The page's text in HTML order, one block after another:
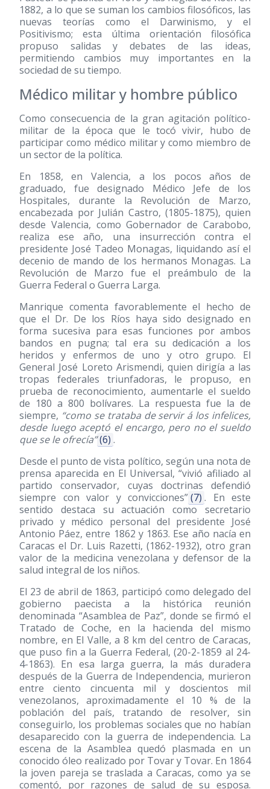
1882, a lo que se suman los cambios filosóficos, las
nuevas teorías como el Darwinismo, y el
Positivismo; esta última orientación filosófica
propuso salidas y debates de las ideas,
permitiendo cambios muy importantes en la
sociedad de su tiempo.
Médico militar y hombre público
Como consecuencia de la gran agitación político-
militar de la época que le tocó vivir, hubo de
participar como médico militar y como miembro de
un sector de la política.
En 1858, en Valencia, a los pocos años de
graduado, fue designado Médico Jefe de los
Hospitales, durante la Revolución de Marzo,
encabezada por Julián Castro,(1805-1875), quien
desde Valencia, como Gobernador de Carabobo,
realiza ese año, una insurrección contra el
presidente José Tadeo Monagas, liquidando así el
decenio de mando de los hermanos Monagas. La
Revolución de Marzo fue el preámbulo de la
Guerra Federal o Guerra Larga.
Manrique comenta favorablemente el hecho de
que el Dr. De los Ríos haya sido designado en
forma sucesiva para esas funciones por ambos
bandos en pugna; tal era su dedicación a los
heridos y enfermos de uno y otro grupo. El
General José Loreto Arismendi, quien dirigía a las
tropas federales triunfadoras, le propuso, en
prueba de reconocimiento, aumentarle el sueldo
de 180 a 800 bolívares. La respuesta fue la de
siempre, “como se trataba de servir á los infelices,
desde luego aceptó el encargo, pero no el sueldo
que se le ofrecía”(6) .
Desde el punto de vista político, según una nota de
prensa aparecida en El Universal, “vivió afiliado al
partido conservador, cuyas doctrinas defendió
siempre con valor y convicciones”(7) . En este
sentido destaca su actuación como secretario
privado y médico personal del presidente José
Antonio Páez, entre 1862 y 1863. Ese año nacía en
Caracas el Dr. Luis Razetti, (1862-1932), otro gran
valor de la medicina venezolana y defensor de la
salud integral de los niños.
El 23 de abril de 1863, participó como delegado del
gobierno paecista a la histórica reunión
denominada “Asamblea de Paz”, donde se firmó el
Tratado de Coche, en la hacienda del mismo
nombre, en El Valle, a 8 km del centro de Caracas,
que puso fin a la Guerra Federal, (20-2-1859 al 24-
4-1863). En esa larga guerra, la más duradera
después de la Guerra de Independencia, murieron
entre ciento cincuenta mil y doscientos mil
venezolanos, aproximadamente el 10 % de la
población del país, tratando de resolver, sin
conseguirlo, los problemas sociales que no habían
desaparecido con la guerra de independencia. La
escena de la Asamblea quedó plasmada en un
conocido óleo realizado por Tovar y Tovar. En 1864
la joven pareja se traslada a Caracas, como ya se
comentó, por razones de salud de su esposa.